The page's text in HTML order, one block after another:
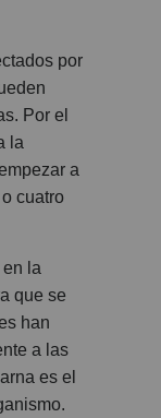
por
Por el
la
a
cuatro
la
que se
han
a las
es el